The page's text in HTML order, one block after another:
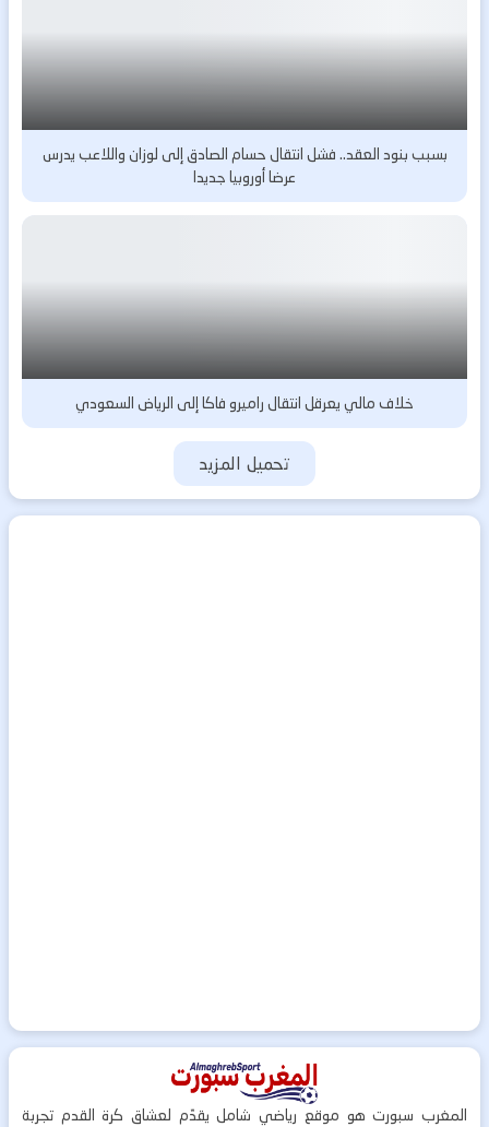
بسبب بنود العقد.. فشل انتقال حسام الصادق إلى لوزان واللاعب يدرس
عرضا أوروبيا جديدا
خلاف مالي يعرقل انتقال راميرو فاكا إلى الرياض السعودي
تحميل المزيد
المغرب سبورت هو موقع رياضي شامل يقدّم لعشاق كرة القدم تجربة